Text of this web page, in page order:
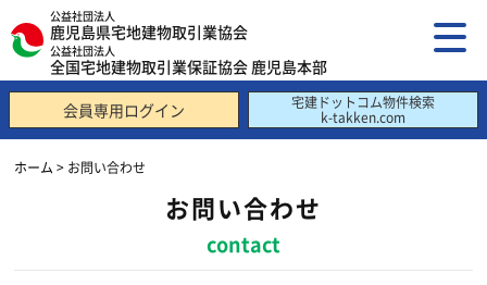
公益社団法人
鹿児島県宅地建物取引業協会
公益社団法人
全国宅地建物取引業保証協会 鹿児島本部
会員専用ログイン
宅建ドットコム物件検索
k-takken.com
ホーム > お問い合わせ
お問い合わせ
contact